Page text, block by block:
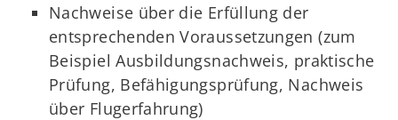
Nachweise über die Erfüllung der
entsprechenden Voraussetzungen (zum
Beispiel Ausbildungsnachweis, praktische
Prüfung, Befähigungsprüfung, Nachweis
über Flugerfahrung)